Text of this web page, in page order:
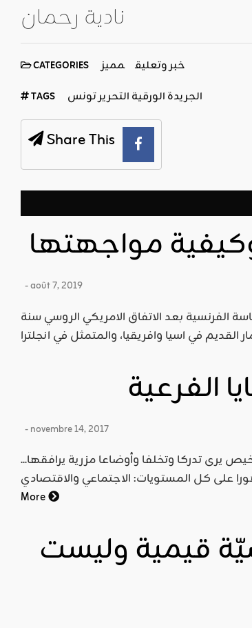
نادية رحمان
CATEGORIES خبر وتعليق مميز
TAGS الجريدة الورقية التحرير تونس
Share This
مواجهتها
- août 7, 2019
الفرنسية بعد الاتفاق الامريكي الروسي سنة
الفرعية
- novembre 14, 2017
...إن المتأمل في واقع البلاد الإسلامية بعد التشخيص يرى تدركا وتخلفا وأوضاعا مزرية يرافقها
More
قيمية وليست